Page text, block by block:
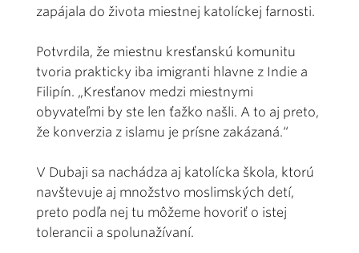
zapájala do života miestnej katolíckej farnosti.
Potvrdila, že miestnu kresťanskú komunitu
tvoria prakticky iba imigranti hlavne z Indie a
Filipín. „Kresťanov medzi miestnymi
obyvateľmi by ste len ťažko našli. A to aj preto,
že konverzia z islamu je prísne zakázaná.“
V Dubaji sa nachádza aj katolícka škola, ktorú
navštevuje aj množstvo moslimských detí,
preto podľa nej tu môžeme hovoriť o istej
tolerancii a spolunažívaní.